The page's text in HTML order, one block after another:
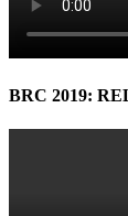
BRC 2019: